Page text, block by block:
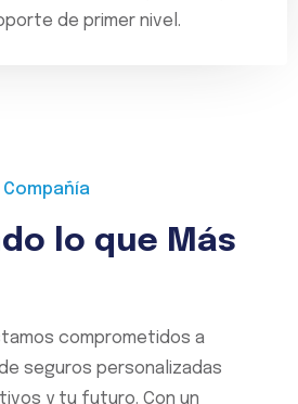
de primer nivel.
lo que Más
comprometidos a
seguros personalizadas
y tu futuro. Con un